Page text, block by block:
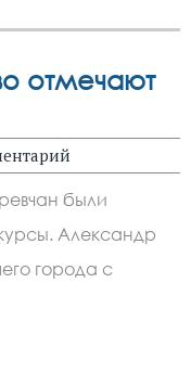
отмечают
были
Александр
города с